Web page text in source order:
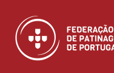
Skip to main content